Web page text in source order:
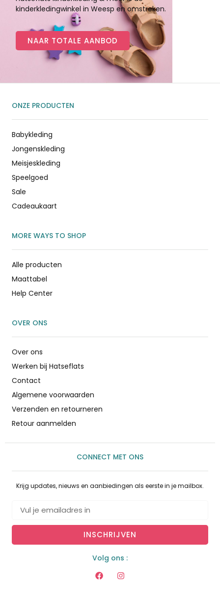
kinderkledingwinkel in Weesp en omstreken.
NAAR TOTALE AANBOD
ONZE PRODUCTEN
Babykleding
Jongenskleding
Meisjeskleding
Speelgoed
Sale
Cadeaukaart
MORE WAYS TO SHOP
Alle producten
Maattabel
Help Center
OVER ONS
Over ons
Werken bij Hatseflats
Contact
Algemene voorwaarden
Verzenden en retourneren
Retour aanmelden
CONNECT MET ONS
Krijg updates, nieuws en aanbiedingen als eerste in je mailbox.
INSCHRIJVEN
Volg ons :